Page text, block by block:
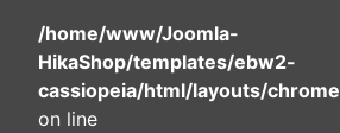
/home/www/Joomla-
HikaShop/templates/ebw2-
cassiopeia/html/layouts/
on line